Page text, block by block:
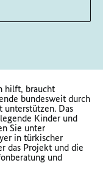
hilft, braucht
bundesweit durch
unterstützen. Das
Kinder und
Sie unter
in türkischer
das Projekt und die
und